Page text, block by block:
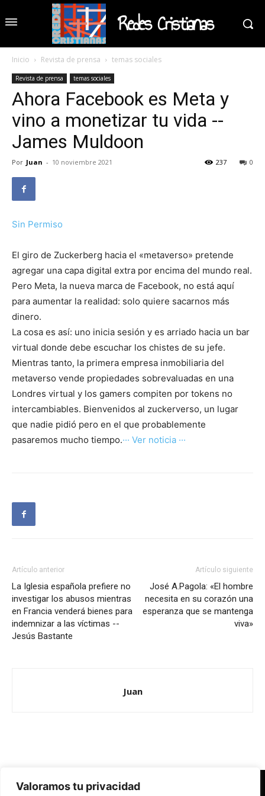
Valoramos tu privacidad
Redes Cristianas
Inicio Revista de prensa temas sociales
Revista de prensa temas sociales
Ahora Facebook es Meta y
vino a monetizar tu vida --
James Muldoon
Por Juan - 10 noviembre 2021 0
237
Sin Permiso
El giro de Zuckerberg hacia el «metaverso» pretende
agregar una capa digital extra por encima del mundo real.
Pero Meta, la nueva marca de Facebook, no está aquí
para aumentar la realidad: solo quiere sacarnos más
dinero.
La cosa es así: uno inicia sesión y es arriado hacia un bar
virtual donde debe escuchar los chistes de su jefe.
Mientras tanto, la primera empresa inmobiliaria del
metaverso vende propiedades sobrevaluadas en una
Londres virtual y los gamers compiten por tokens no
intercambiables. Bienvenidos al zuckerverso, un lugar
que nadie pidió pero en el que probablemente
pasaremos mucho tiempo.··· Ver noticia ···
Artículo anterior
La Iglesia española prefiere no
investigar los abusos mientras
en Francia venderá bienes para
indemnizar a las víctimas --
Jesús Bastante
Artículo siguiente
José A.Pagola: «El hombre
necesita en su corazón una
esperanza que se mantenga
viva»
Juan
Redes Cristianas